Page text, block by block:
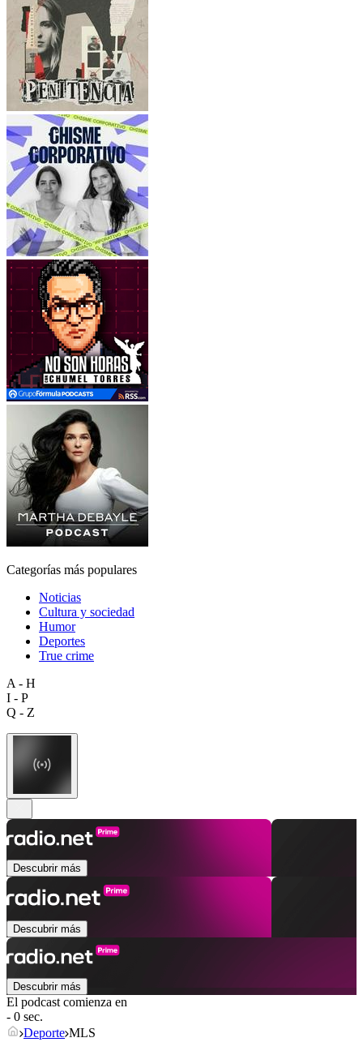
Categorías más populares
Noticias
Cultura y sociedad
Humor
Deportes
True crime
A - H
I - P
Q - Z
Descubrir más
Descubrir más
Descubrir más
El podcast comienza en
- 0 sec.
Deporte MLS